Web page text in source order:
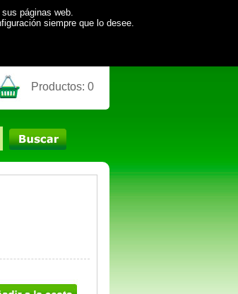
páginas web.
siempre que lo desee.
Productos: 0